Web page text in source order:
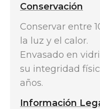
Conservación
Conservar entre
la luz y el calor.
Envasado en
su integridad
años.
Información